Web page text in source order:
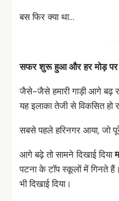
बस फिर क्या था…
सफरशुरूहुआऔरहरमोड़
जैसे-जैसे हमारी गाड़ी आगे बढ़
यह इलाका तेजी से विकसित हो
सबसे पहले हरिनगर आया, जो
आगे बढ़े तो सामने दिखाई दिया
पटना के टॉप स्कूलों में गिनते
भी दिखाई दिया।